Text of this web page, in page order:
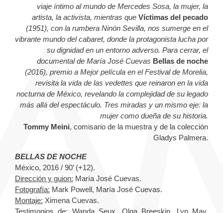
viaje íntimo al mundo de Mercedes Sosa, la mujer, la
artista, la activista, mientras que Víctimas del pecado
(1951), con la rumbera Ninón Sevilla, nos sumerge en el
vibrante mundo del cabaret, donde la protagonista lucha por
su dignidad en un entorno adverso. Para cerrar, el
documental de María José Cuevas Bellas de noche
(2016), premio a Mejor película en el Festival de Morelia,
revisita la vida de las vedettes que reinaron en la vida
nocturna de México, revelando la complejidad de su legado
más allá del espectáculo. Tres miradas y un mismo eje: la
mujer como dueña de su historia.
Tommy Meini, comisario de la muestra y de la colección
Gladys Palmera.
BELLAS DE NOCHE
México, 2016 / 90’ (+12).
Dirección y guion: María José Cuevas.
Fotografía: Mark Powell, María José Cuevas.
Montaje: Ximena Cuevas.
Testimonios de: Wanda Seux, Olga Breeskin, Lyn May,